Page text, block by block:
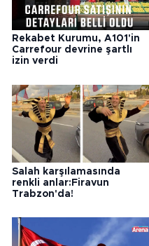
Rekabet Kurumu, A101'in
Carrefour devrine şartlı
izin verdi
Salah karşılamasında
renkli anlar:Firavun
Trabzon'da!